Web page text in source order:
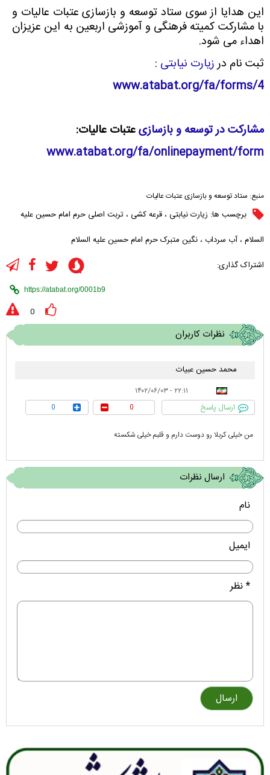
این هدایا از سوی ستاد توسعه و بازسازی عتبات عالیات و
با مشارکت کمیته فرهنگی و آموزشی اربعین به این عزیزان
اهداء می شود.
ثبت نام درزیارت نیابتی :
www.atabat.org/fa/forms/4
مشارکت در توسعه و بازسازیعتبات عالیات:
www.atabat.org/fa/onlinepayment/form
منبع: ستاد توسعه و بازسازی عتبات عالیات
برچسب ها: زیارت نیابتی ، قرعه کشی ، تربت اصلی حرم امام حسین علیه
السلام ، آب سرداب ، نگین متبرک حرم امام حسین علیه السلام
اشتراک گذاری:
0
نظرات کاربران
محمد حسین عبیات
۲۲:۱۱ - ۱۴۰۲/۰۶/۰۳
ارسال پاسخ 0
0
من خیلی کربلا رو دوست دارم و قلبم خیلی شکسته
ارسال نظرات
نام
ایمیل
* نظر